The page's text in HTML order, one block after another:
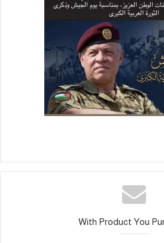
With Product You